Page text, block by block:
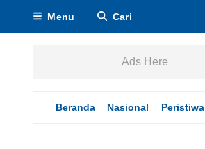
Menu Cari
Ads Here
Beranda Nasional Peristiwa